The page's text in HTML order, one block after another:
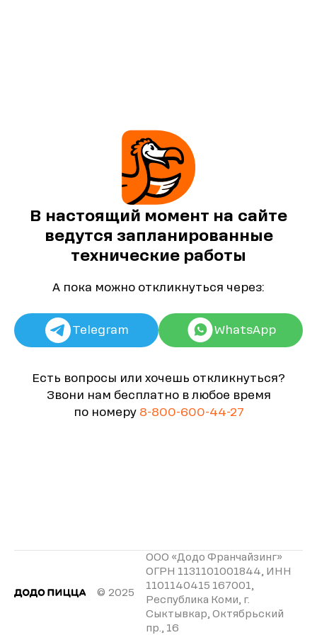
В настоящий момент на сайте
ведутся запланированные
технические работы
А пока можно откликнуться через:
Telegram WhatsApp
Есть вопросы или хочешь откликнуться?
Звони нам бесплатно в любое время
по номеру 8-800-600-44-27
© 2025
ООО «Додо Франчайзинг»
ОГРН 1131101001844, ИНН
1101140415 167001,
Республика Коми, г.
Сыктывкар, Октябрьский
пр., 16